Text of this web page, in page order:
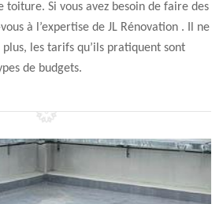
toiture. Si vous avez besoin de faire des
à l’expertise de JL Rénovation . Il ne
plus, les tarifs qu’ils pratiquent sont
de budgets.